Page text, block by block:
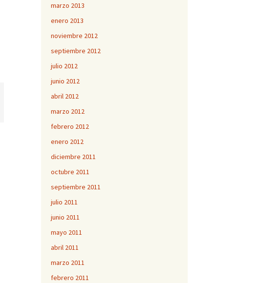
marzo 2013
enero 2013
noviembre 2012
septiembre 2012
julio 2012
junio 2012
abril 2012
marzo 2012
febrero 2012
enero 2012
diciembre 2011
octubre 2011
septiembre 2011
julio 2011
junio 2011
mayo 2011
abril 2011
marzo 2011
febrero 2011